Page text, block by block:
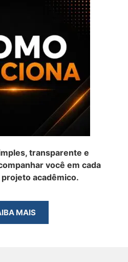
transparente e
você em cada
acadêmico.
MAIS